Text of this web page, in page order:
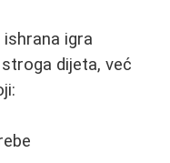
igra
dijeta, već